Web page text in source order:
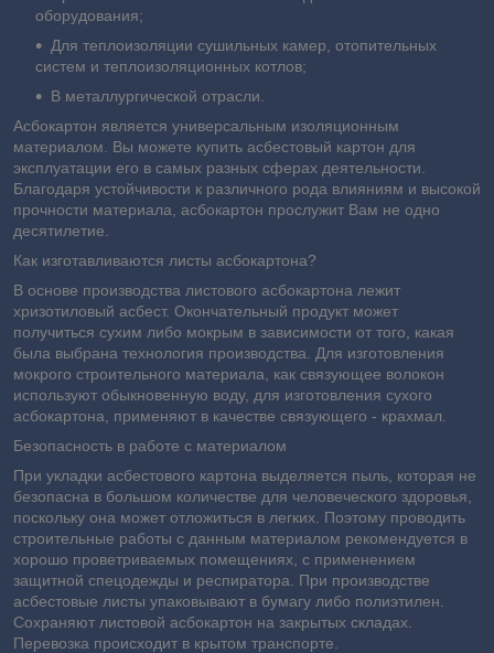
оборудования;
Для теплоизоляции сушильных камер, отопительных
систем и теплоизоляционных котлов;
В металлургической отрасли.
Асбокартон является универсальным изоляционным
материалом. Вы можете купить асбестовый картон для
эксплуатации его в самых разных сферах деятельности.
Благодаря устойчивости к различного рода влияниям и высокой
прочности материала, асбокартон прослужит Вам не одно
десятилетие.
Как изготавливаются листы асбокартона?
В основе производства листового асбокартона лежит
хризотиловый асбест. Окончательный продукт может
получиться сухим либо мокрым в зависимости от того, какая
была выбрана технология производства. Для изготовления
мокрого строительного материала, как связующее волокон
используют обыкновенную воду, для изготовления сухого
асбокартона, применяют в качестве связующего - крахмал.
Безопасность в работе с материалом
При укладки асбестового картона выделяется пыль, которая не
безопасна в большом количестве для человеческого здоровья,
поскольку она может отложиться в легких. Поэтому проводить
строительные работы с данным материалом рекомендуется в
хорошо проветриваемых помещениях, с применением
защитной спецодежды и респиратора. При производстве
асбестовые листы упаковывают в бумагу либо полиэтилен.
Сохраняют листовой асбокартон на закрытых складах.
Перевозка происходит в крытом транспорте.